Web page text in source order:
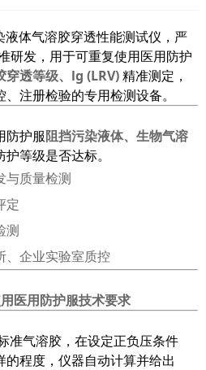
液体气溶胶穿透性能测试仪，严
研发，用于可重复使用医用防护
穿透等级、lg (LRV)精准测定，
注册检验的专用检测设备。
防护服阻挡污染液体、生物气溶
等级是否达标。
与质量检测
定
测
、企业实验室质控
医用防护服技术要求
准气溶胶，在设定正负压条件
程度，仪器自动计算并给出